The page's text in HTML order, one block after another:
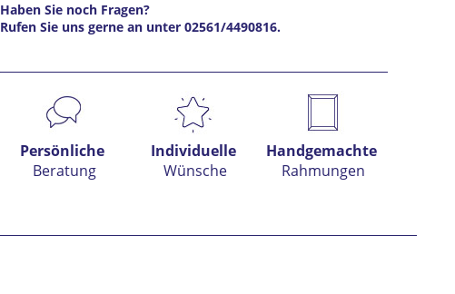
Haben Sie noch Fragen?
Rufen Sie uns gerne an unter 02561/4490816.
Preis anfragen
Persönliche
Beratung
Individuelle
Wünsche
Handgemachte
Rahmungen